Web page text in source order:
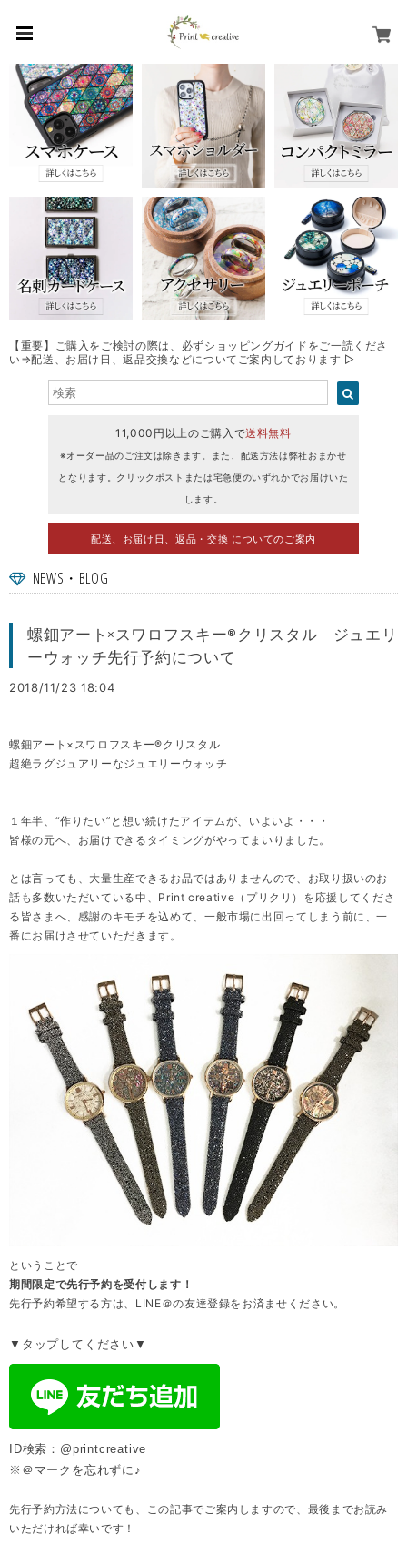
【重要】ご購入をご検討の際は、必ずショッピングガイドをご一読くださ
い⇒配送、お届け日、返品交換などについてご案内しております ▷
11,000円以上のご購入で送料無料
※オーダー品のご注文は除きます。また、配送方法は弊社おまかせ
となります。クリックポストまたは宅急便のいずれかでお届けいた
します。
配送、お届け日、返品・交換 についてのご案内
NEWS・BLOG
螺鈿アート×スワロフスキー®クリスタル ジュエリ
ーウォッチ先行予約について
2018/11/23 18:04
螺鈿アート×スワロフスキー®クリスタル
超絶ラグジュアリーなジュエリーウォッチ
１年半、“作りたい”と想い続けたアイテムが、いよいよ・・・
皆様の元へ、お届けできるタイミングがやってまいりました。
とは言っても、大量生産できるお品ではありませんので、お取り扱いのお
話も多数いただいている中、Print creative（プリクリ）を応援してくださ
る皆さまへ、感謝のキモチを込めて、一般市場に出回ってしまう前に、一
番にお届けさせていただきます。
ということで
期間限定で先行予約を受付します！
先行予約希望する方は、LINE＠の友達登録をお済ませください。
▼タップしてください▼
ID検索：@printcreative
※＠マークを忘れずに♪
先行予約方法についても、この記事でご案内しますので、最後までお読み
いただければ幸いです！